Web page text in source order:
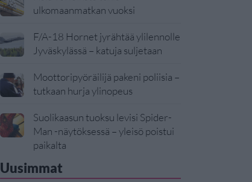
ulkomaanmatkan vuoksi
F/A-18 Hornet jyrähtää ylilennolle
Jyväskylässä – katuja suljetaan
Moottoripyöräilijä pakeni poliisia –
tutkaan hurja ylinopeus
Suolikaasun tuoksu levisi Spider-
Man -näytöksessä – yleisö poistui
paikalta
Uusimmat